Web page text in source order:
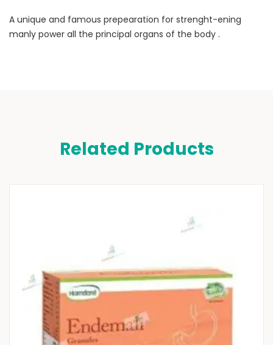
A unique and famous prepearation for strenght-ening
manly power all the principal organs of the body .
Related Products